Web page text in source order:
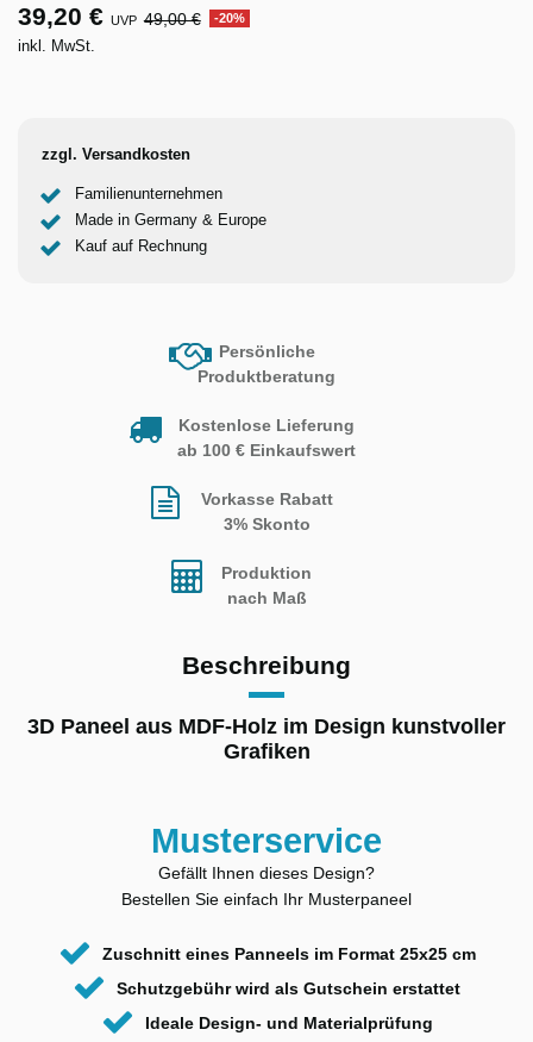
39,20 € UVP 49,00 € -20%
inkl. MwSt.
zzgl. Versandkosten
Familienunternehmen
Made in Germany & Europe
Kauf auf Rechnung
Persönliche
Produktberatung
Kostenlose Lieferung
ab 100 € Einkaufswert
Vorkasse Rabatt
3% Skonto
Produktion
nach Maß
Beschreibung
3D Paneel aus MDF-Holz im Design kunstvoller
Grafiken
Musterservice
Gefällt Ihnen dieses Design?
Bestellen Sie einfach Ihr Musterpaneel
Zuschnitt eines Panneels im Format 25x25 cm
Schutzgebühr wird als Gutschein erstattet
Ideale Design- und Materialprüfung